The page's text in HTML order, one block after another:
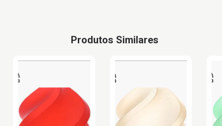
Produtos Similares